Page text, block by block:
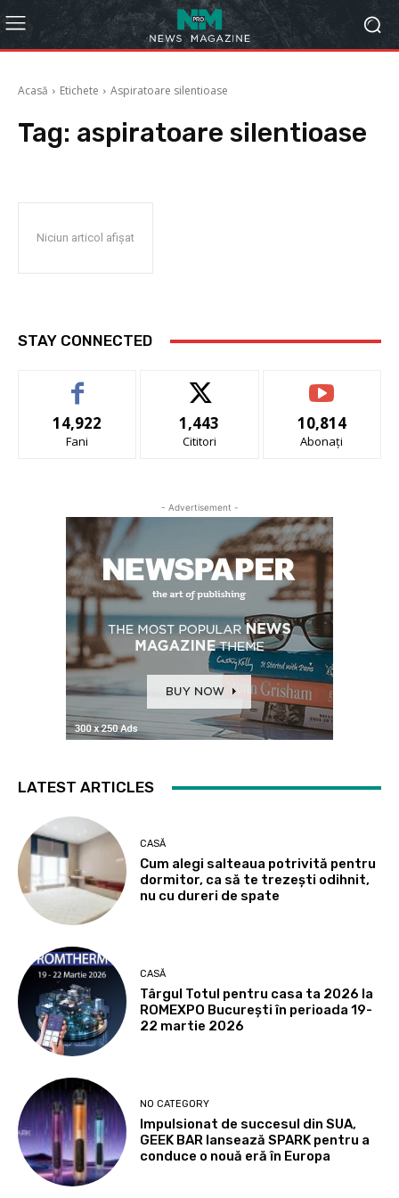
Acasă Etichete Aspiratoare silentioase
Tag: aspiratoare silentioase
Niciun articol afișat
STAY CONNECTED
14,922
Fani
1,443
Cititori
10,814
Abonați
- Advertisement -
LATEST ARTICLES
CASĂ
Cum alegi salteaua potrivită pentru
dormitor, ca să te trezești odihnit,
nu cu dureri de spate
CASĂ
Târgul Totul pentru casa ta 2026 la
ROMEXPO Bucureşti în perioada 19-
22 martie 2026
NO CATEGORY
Impulsionat de succesul din SUA,
GEEK BAR lansează SPARK pentru a
conduce o nouă eră în Europa